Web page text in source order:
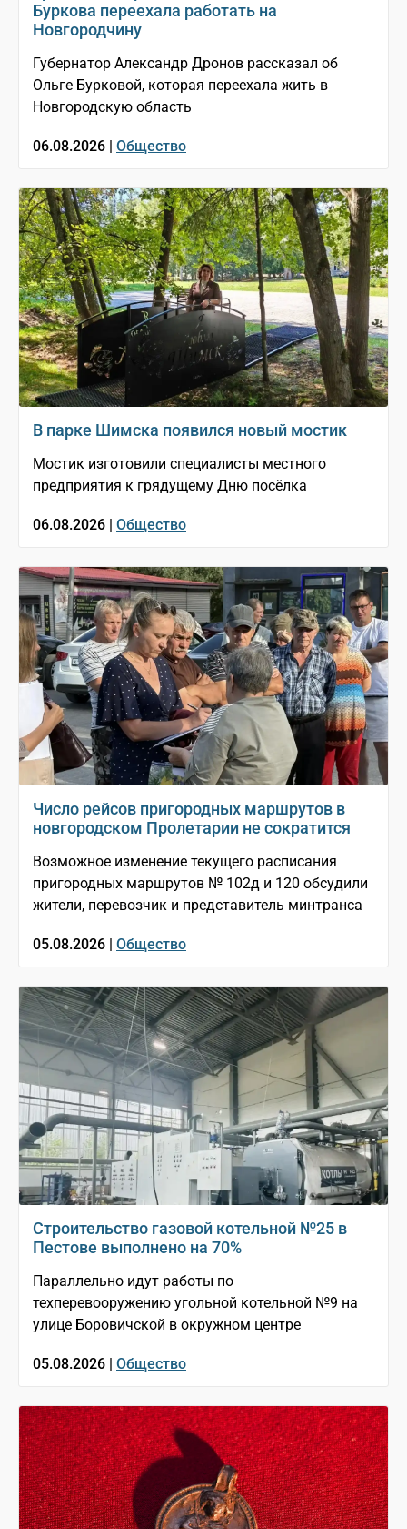
Буркова переехала работать на
Новгородчину
Губернатор Александр Дронов рассказал об
Ольге Бурковой, которая переехала жить в
Новгородскую область
06.08.2026 | Общество
В парке Шимска появился новый мостик
Мостик изготовили специалисты местного
предприятия к грядущему Дню посёлка
06.08.2026 | Общество
Число рейсов пригородных маршрутов в
новгородском Пролетарии не сократится
Возможное изменение текущего расписания
пригородных маршрутов № 102д и 120 обсудили
жители, перевозчик и представитель минтранса
05.08.2026 | Общество
Строительство газовой котельной №25 в
Пестове выполнено на 70%
Параллельно идут работы по
техперевооружению угольной котельной №9 на
улице Боровичской в окружном центре
05.08.2026 | Общество